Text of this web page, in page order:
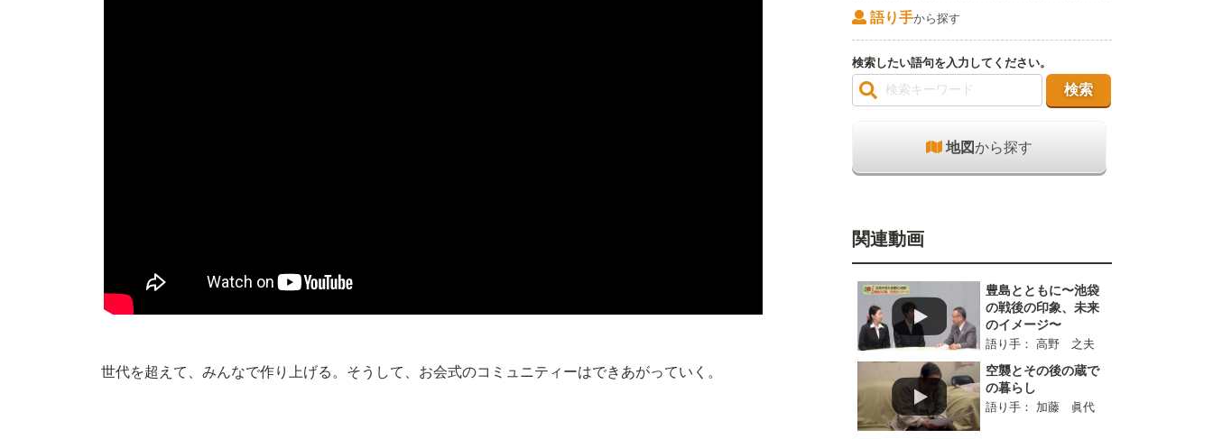
世代を超えて、みんなで作り上げる。そうして、お会式のコミュニティーはできあがっていく。
語り手から探す
検索したい語句を入力してください。
地図から探す
関連動画
豊島とともに〜池袋
の戦後の印象、未来
のイメージ〜
語り手： 高野 之夫
空襲とその後の蔵で
の暮らし
語り手： 加藤 眞代